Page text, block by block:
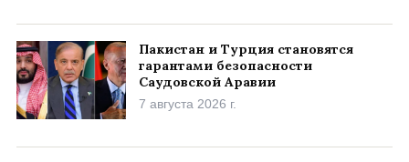
Пакистан и Турция становятся
гарантами безопасности
Саудовской Аравии
7 августа 2026 г.